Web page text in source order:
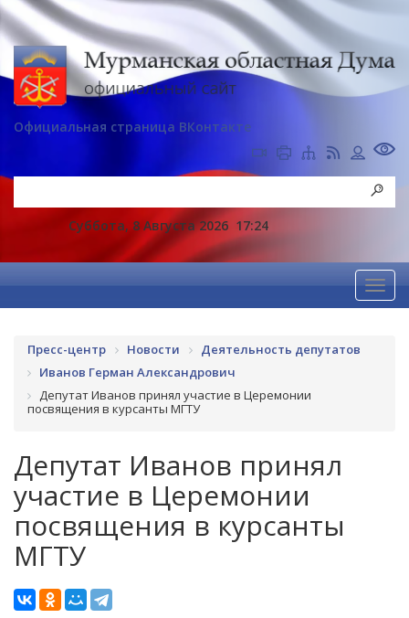
Официальная страница ВКонтакте
Суббота, 8 Августа 2026 17:24
Пресс-центр Новости
Деятельность депутатов
Иванов Герман Александрович
Депутат Иванов принял участие в Церемонии
посвящения в курсанты МГТУ
Депутат Иванов принял
участие в Церемонии
посвящения в курсанты
МГТУ